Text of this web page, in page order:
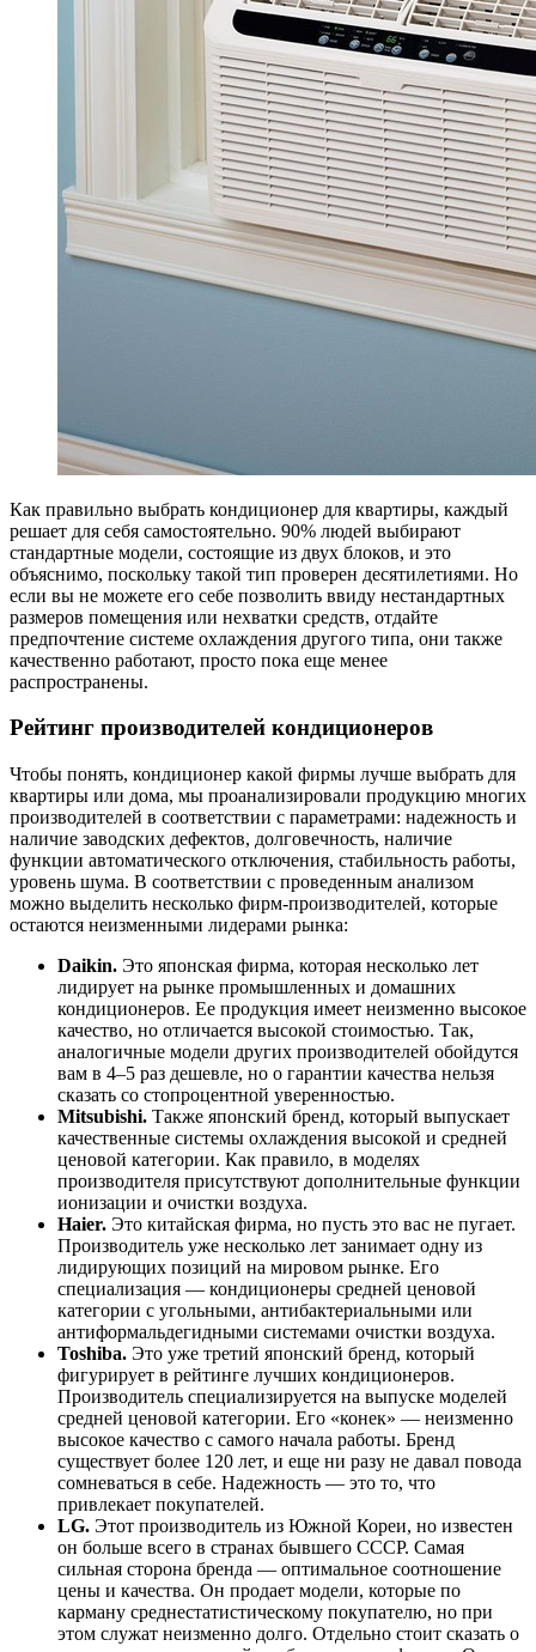
Как правильно выбрать кондиционер для квартиры, каждый
решает для себя самостоятельно. 90% людей выбирают
стандартные модели, состоящие из двух блоков, и это
объяснимо, поскольку такой тип проверен десятилетиями. Но
если вы не можете его себе позволить ввиду нестандартных
размеров помещения или нехватки средств, отдайте
предпочтение системе охлаждения другого типа, они также
качественно работают, просто пока еще менее
распространены.
Рейтинг производителей кондиционеров
Чтобы понять, кондиционер какой фирмы лучше выбрать для
квартиры или дома, мы проанализировали продукцию многих
производителей в соответствии с параметрами: надежность и
наличие заводских дефектов, долговечность, наличие
функции автоматического отключения, стабильность работы,
уровень шума. В соответствии с проведенным анализом
можно выделить несколько фирм-производителей, которые
остаются неизменными лидерами рынка:
Daikin. Это японская фирма, которая несколько лет
лидирует на рынке промышленных и домашних
кондиционеров. Ее продукция имеет неизменно высокое
качество, но отличается высокой стоимостью. Так,
аналогичные модели других производителей обойдутся
вам в 4–5 раз дешевле, но о гарантии качества нельзя
сказать со стопроцентной уверенностью.
Mitsubishi. Также японский бренд, который выпускает
качественные системы охлаждения высокой и средней
ценовой категории. Как правило, в моделях
производителя присутствуют дополнительные функции
ионизации и очистки воздуха.
Haier. Это китайская фирма, но пусть это вас не пугает.
Производитель уже несколько лет занимает одну из
лидирующих позиций на мировом рынке. Его
специализация — кондиционеры средней ценовой
категории с угольными, антибактериальными или
антиформальдегидными системами очистки воздуха.
Toshiba. Это уже третий японский бренд, который
фигурирует в рейтинге лучших кондиционеров.
Производитель специализируется на выпуске моделей
средней ценовой категории. Его «конек» — неизменно
высокое качество с самого начала работы. Бренд
существует более 120 лет, и еще ни разу не давал повода
сомневаться в себе. Надежность — это то, что
привлекает покупателей.
LG. Этот производитель из Южной Кореи, но известен
он больше всего в странах бывшего СССР. Самая
сильная сторона бренда — оптимальное соотношение
цены и качества. Он продает модели, которые по
карману среднестатистическому покупателю, но при
этом служат неизменно долго. Отдельно стоит сказать о